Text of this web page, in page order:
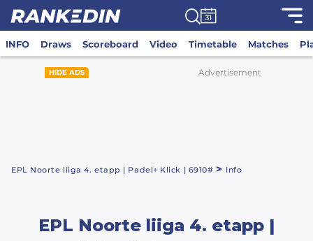
INFO Draws Scoreboard Video Timetable Matches
HIDE ADS Advertisement
EPL Noorte liiga 4. etapp | Padel+ Klick | 6910# > Info
EPL Noorte liiga 4. etapp |